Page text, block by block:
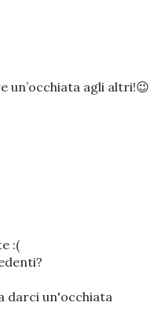
un’occhiata agli altri!😉
:(
darci un'occhiata